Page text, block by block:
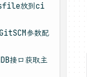
放到ci
参数配
接口获取主